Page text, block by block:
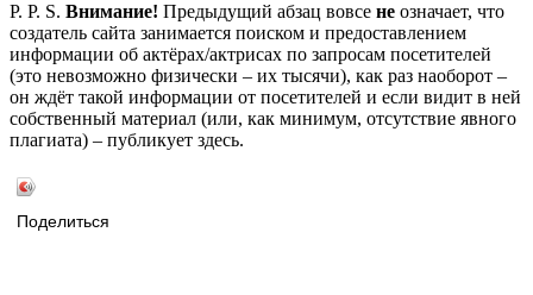
P. P. S. Внимание! Предыдущий абзац вовсе не означает, что
создатель сайта занимается поиском и предоставлением
информации об актёрах/актрисах по запросам посетителей
(это невозможно физически – их тысячи), как раз наоборот –
он ждёт такой информации от посетителей и если видит в ней
собственный материал (или, как минимум, отсутствие явного
плагиата) – публикует здесь.
Поделиться